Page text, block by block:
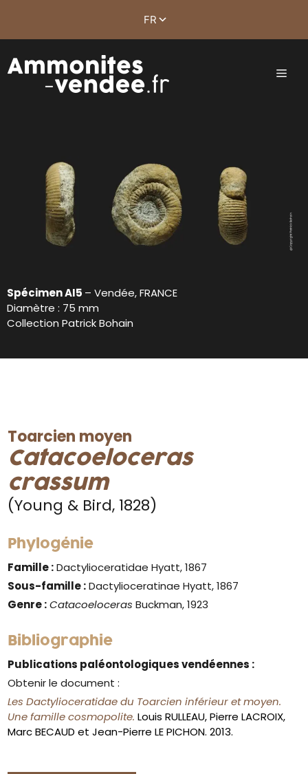
Spécimen AI5 – Vendée, FRANCE
Diamètre : 75 mm
Collection Patrick Bohain
Toarcien moyen
Catacoeloceras
crassum
(Young & Bird, 1828)
Phylogénie
Famille :Dactylioceratidae Hyatt, 1867
Sous-famille :Dactylioceratinae Hyatt, 1867
Genre : CatacoelocerasBuckman, 1923
Bibliographie
Publications paléontologiques vendéennes :
Obtenir le document :
Les Dactylioceratidae du Toarcien inférieur et moyen.
Une famille cosmopolite. Louis RULLEAU, Pierre LACROIX,
Marc BECAUD et Jean-Pierre LE PICHON. 2013.